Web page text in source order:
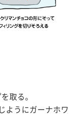
取る。
ようにガーナホワ